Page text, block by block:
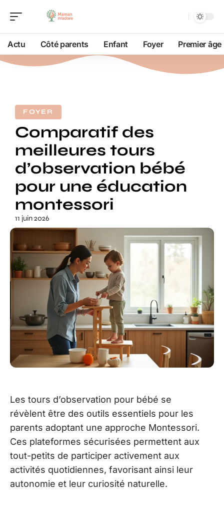
Actu Côté parents Enfant Foyer Premier âge
FOYER
Comparatif des
meilleures tours
d’observation bébé
pour une éducation
montessori
11 juin 2026
Les tours d’observation pour bébé se
révèlent être des outils essentiels pour les
parents adoptant une approche Montessori.
Ces plateformes sécurisées permettent aux
tout-petits de participer activement aux
activités quotidiennes, favorisant ainsi leur
autonomie et leur curiosité naturelle.